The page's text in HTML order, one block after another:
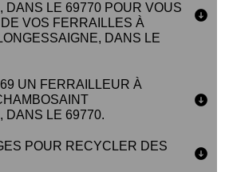
DANS LE 69770 POUR VOUS
VOS FERRAILLES À
DANS LE
UN FERRAILLEUR À
DANS LE 69770.
POUR RECYCLER DES